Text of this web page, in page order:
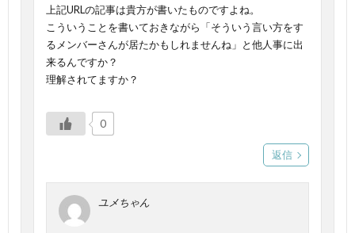
上記URLの記事は貴方が書いたものですよね。
こういうことを書いておきながら「そういう言い方をす
るメンバーさんが居たかもしれませんね」と他人事に出
来るんですか？
理解されてますか？
0
返信
ユメちゃん